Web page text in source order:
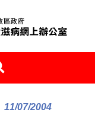
11/07/2004